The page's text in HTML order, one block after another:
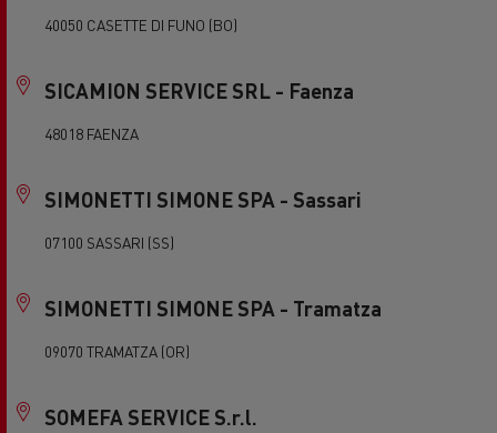
40050 CASETTE DI FUNO (BO)
SICAMION SERVICE SRL - Faenza
48018 FAENZA
SIMONETTI SIMONE SPA - Sassari
07100 SASSARI (SS)
SIMONETTI SIMONE SPA - Tramatza
09070 TRAMATZA (OR)
SOMEFA SERVICE S.r.l.